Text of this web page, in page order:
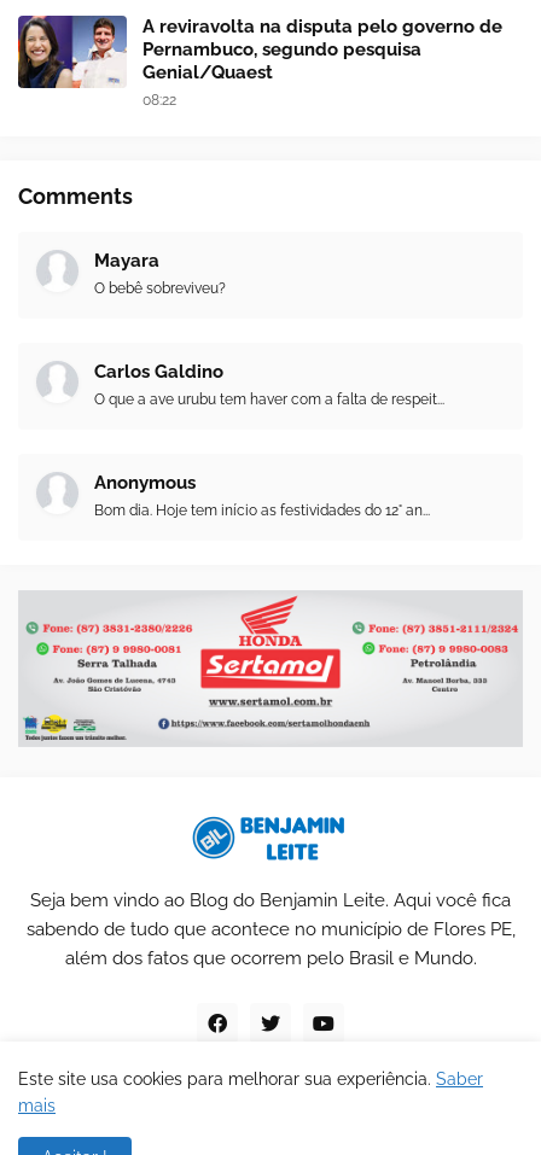
A reviravolta na disputa pelo governo de
Pernambuco, segundo pesquisa
Genial/Quaest
08:22
Comments
Mayara
O bebê sobreviveu?
Carlos Galdino
O que a ave urubu tem haver com a falta de respeit...
Anonymous
Bom dia. Hoje tem início as festividades do 12° an...
Seja bem vindo ao Blog do Benjamin Leite. Aqui você fica
sabendo de tudo que acontece no município de Flores PE,
além dos fatos que ocorrem pelo Brasil e Mundo.
Este site usa cookies para melhorar sua experiência. Saber
mais